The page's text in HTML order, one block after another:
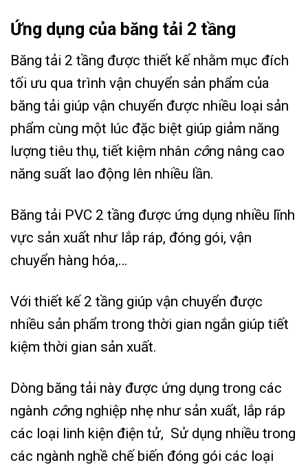
Ứng dụng của băng tải 2 tầng
Băng tải 2 tầng được thiết kế nhằm mục đích
tối ưu qua trình vận chuyển sản phẩm của
băng tải giúp vận chuyển được nhiều loại sản
phẩm cùng một lúc đặc biệt giúp giảm năng
lượng tiêu thụ, tiết kiệm nhân công nâng cao
năng suất lao động lên nhiều lần.
Băng tải PVC 2 tầng được ứng dụng nhiều lĩnh
vực sản xuất như lắp ráp, đóng gói, vận
chuyển hàng hóa,…
Với thiết kế 2 tầng giúp vận chuyển được
nhiều sản phẩm trong thời gian ngắn giúp tiết
kiệm thời gian sản xuất.
Dòng băng tải này được ứng dụng trong các
ngành công nghiệp nhẹ như sản xuất, lắp ráp
các loại linh kiện điện tử, Sử dụng nhiều trong
các ngành nghề chế biến đóng gói các loại